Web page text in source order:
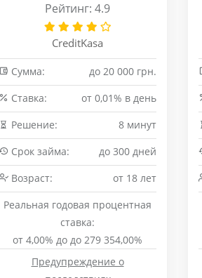
Рейтинг: 4.9
CreditKasa
Сумма:
до 20 000 грн.
Cтавка:
от 0,01% в день
Решение:
8 минут
Срок займа:
до 300 дней
Возраст:
от 18 лет
Реальная годовая процентная
ставка:
от 4,00% до до 279 354,00%
Предупреждение о